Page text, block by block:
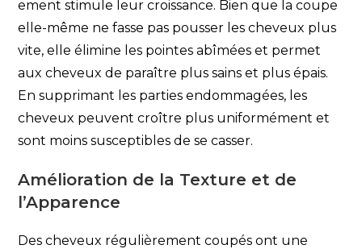
ement stimule leur croissance. Bien que la coupe
elle-même ne fasse pas pousser les cheveux plus
vite, elle élimine les pointes abîmées et permet
aux cheveux de paraître plus sains et plus épais.
En supprimant les parties endommagées, les
cheveux peuvent croître plus uniformément et
sont moins susceptibles de se casser.
Amélioration de la Texture et de
l’Apparence
Des cheveux régulièrement coupés ont une